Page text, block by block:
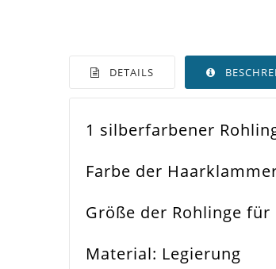
DETAILS
Farbe
Spezifikation
Verwendung
Größe Außen
1 silberfarbener
Farbe der
Größe der Rohlinge
Material: Legierung